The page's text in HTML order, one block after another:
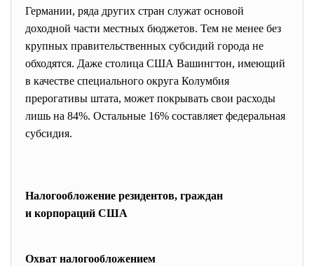
Германии, ряда других стран служат основой
доходной части местных бюджетов. Тем не менее без
крупных правительственных субсидий города не
обходятся. Даже столица США Вашингтон, имеющий
в качестве специального округа Колумбия
прерогативы штата, может покрывать свои расходы
лишь на 84%. Остальные 16% составляет федеральная
субсидия.
Налогообложение резидентов, граждан
и корпораций США
Охват налогообложением